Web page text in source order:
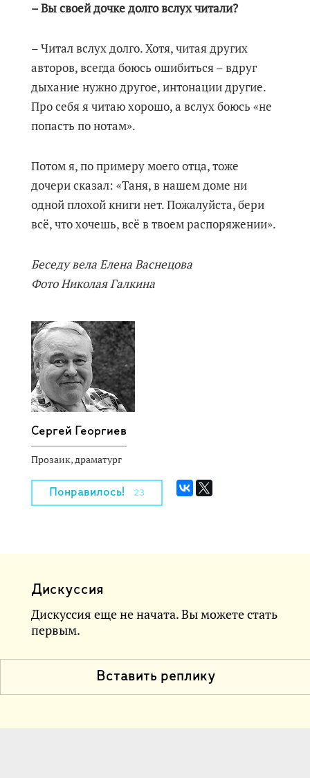
– Вы своей дочке долго вслух читали?
– Читал вслух долго. Хотя, читая других
авторов, всегда боюсь ошибиться – вдруг
дыхание нужно другое, интонации другие.
Про себя я читаю хорошо, а вслух боюсь «не
попасть по нотам».
Потом я, по примеру моего отца, тоже
дочери сказал: «Таня, в нашем доме ни
одной плохой книги нет. Пожалуйста, бери
всё, что хочешь, всё в твоем распоряжении».
Беседу вела Елена Васнецова
Фото Николая Галкина
Сергей Георгиев
Прозаик, драматург
Понравилось! 23
Дискуссия
Дискуссия еще не начата. Вы можете стать
первым.
Вставить реплику